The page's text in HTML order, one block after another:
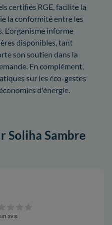
certifiés RGE, facilite la
la conformité entre les
L'organisme informe
disponibles, tant
son soutien dans la
En complément,
sur les éco-gestes
d'énergie.
Soliha Sambre
avis